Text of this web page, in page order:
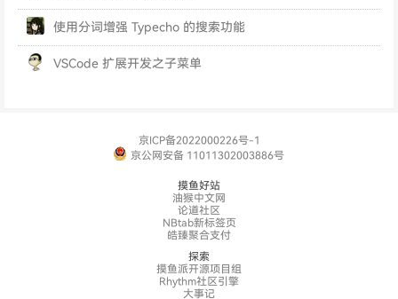
使用分词增强 Typecho 的搜索功能
VSCode 扩展开发之子菜单
京ICP备2022000226号-1
京公网安备 11011302003886号
摸鱼好站
油猴中文网
论道社区
NBtab新标签页
皓臻聚合支付
探索
摸鱼派开源项目组
Rhythm社区引擎
大事记